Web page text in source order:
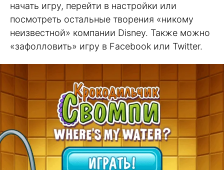
начать игру, перейти в настройки или
посмотреть остальные творения «никому
неизвестной» компании Disney. Также можно
«зафолловить» игру в Facebook или Twitter.